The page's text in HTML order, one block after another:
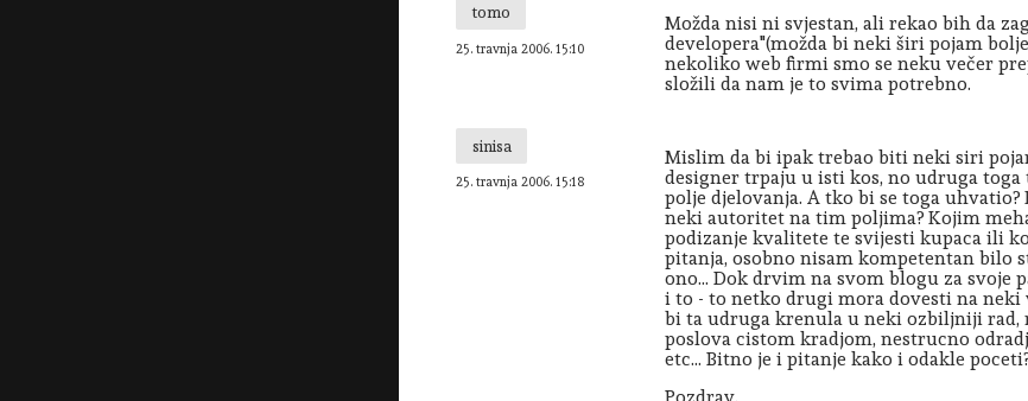
tomo
25. travnja 2006. 15:10
Možda nisi ni svjestan, ali rekao bih da
developera"(možda bi neki širi pojam
nekoliko web firmi smo se neku večer
složili da nam je to svima potrebno.
sinisa
25. travnja 2006. 15:18
Mislim da bi ipak trebao biti neki siri
designer trpaju u isti kos, no udruga
polje djelovanja. A tko bi se toga
neki autoritet na tim poljima? Kojim
podizanje kvalitete te svijesti kupaca ili
pitanja, osobno nisam kompetentan bilo
ono... Dok drvim na svom blogu za svoje
i to - to netko drugi mora dovesti na neki
bi ta udruga krenula u neki ozbiljniji rad,
poslova cistom kradjom, nestrucno
etc... Bitno je i pitanje kako i odakle